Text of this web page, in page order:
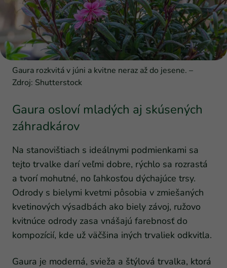
Gaura rozkvitá v júni a kvitne neraz až do jesene. –
Zdroj: Shutterstock
Gaura osloví mladých aj skúsených
záhradkárov
Na stanovištiach s ideálnymi podmienkami sa
tejto trvalke darí veľmi dobre, rýchlo sa rozrastá
a tvorí mohutné, no ľahkosťou dýchajúce trsy.
Odrody s bielymi kvetmi pôsobia v zmiešaných
kvetinových výsadbách ako biely závoj, ružovo
kvitnúce odrody zasa vnášajú farebnosť do
kompozícií, kde už väčšina iných trvaliek odkvitla.
Gaura je moderná, svieža a štýlová trvalka, ktorá